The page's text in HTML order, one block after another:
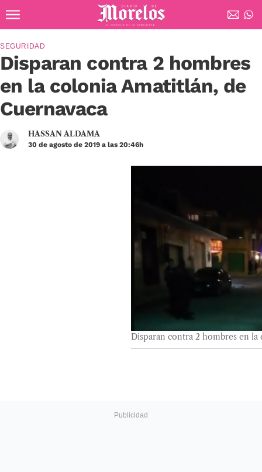
Diario de Morelos
Disparan contra 2 hombres
en la colonia Amatitlán, de
Cuernavaca
SEGURIDAD
HASSAN ALDAMA
30 de agosto de 2019 a las 20:46h
Disparan contra 2 hombres en